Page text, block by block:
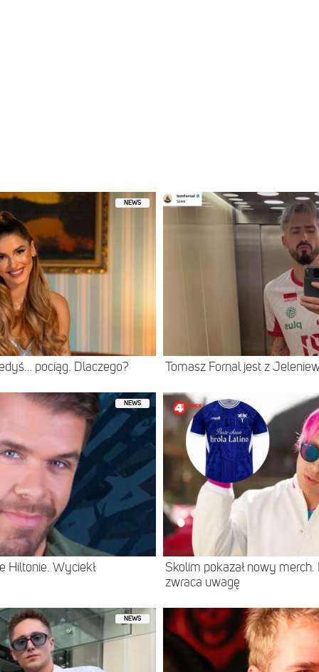
NEWS
pociąg. Dlaczego? Tomasz Fornal jest z
NEWS
Hiltonie. Wyciekł
Skolim pokazał nowy
zwraca uwagę
NEWS